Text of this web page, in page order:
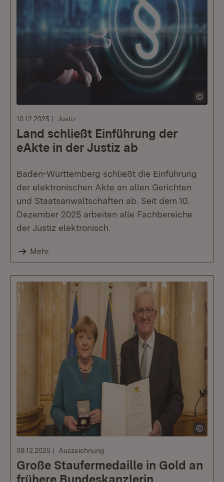
10.12.2025 Justiz
Land schließt Einführung der
eAkte in der Justiz ab
Baden-Württemberg schließt die Einführung
der elektronischen Akte an allen Gerichten
und Staatsanwaltschaften ab. Seit dem 10.
Dezember 2025 arbeiten alle Fachbereiche
der Justiz elektronisch.
Mehr
09.12.2025 Auszeichnung
Große Staufermedaille in Gold an